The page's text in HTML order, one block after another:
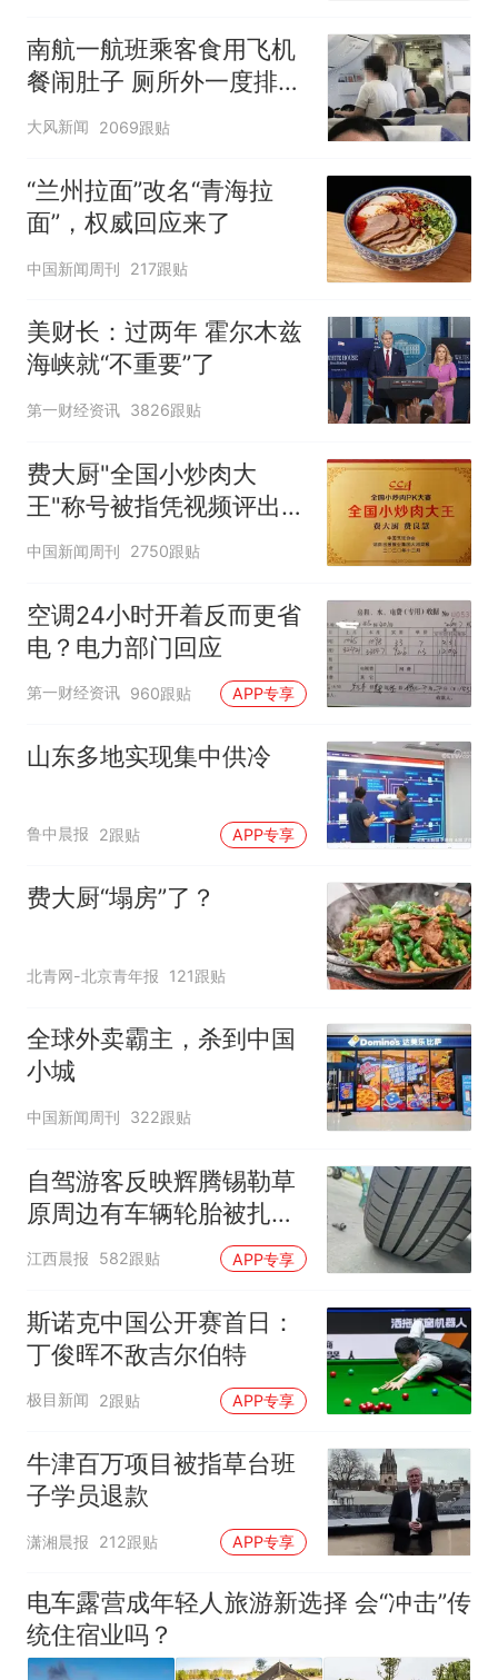
南航一航班乘客食用飞机
餐闹肚子 厕所外一度排长
队
大风新闻 2069跟贴
“兰州拉面”改名“青海拉
面”，权威回应来了
中国新闻周刊 217跟贴
美财长：过两年 霍尔木兹
海峡就“不重要”了
第一财经资讯 3826跟贴
费大厨"全国小炒肉大
王"称号被指凭视频评出
官方回应
中国新闻周刊 2750跟贴
空调24小时开着反而更省
电？电力部门回应
第一财经资讯 960跟贴 APP专享
山东多地实现集中供冷
鲁中晨报 2跟贴 APP专享
费大厨“塌房”了？
北青网-北京青年报 121跟贴
全球外卖霸主，杀到中国
小城
中国新闻周刊 322跟贴
自驾游客反映辉腾锡勒草
原周边有车辆轮胎被扎，
修理店铺换胎价格高达千
元，官方发布情况通报
江西晨报 582跟贴 APP专享
斯诺克中国公开赛首日：
丁俊晖不敌吉尔伯特
极目新闻 2跟贴 APP专享
牛津百万项目被指草台班
子学员退款
潇湘晨报 212跟贴 APP专享
电车露营成年轻人旅游新选择 会“冲击”传
统住宿业吗？